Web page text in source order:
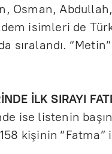
Osman,
isimleri de
sıralandı.
İLK SIRAYI
ise listenin
kişinin “Fatma”